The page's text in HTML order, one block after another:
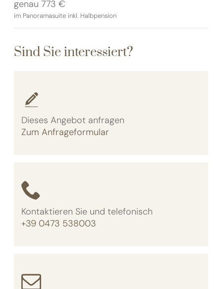
genau 773 €
im Panoramasuite inkl. Halbpension
Sind Sie interessiert?
Dieses Angebot anfragen
Zum Anfrageformular
Kontaktieren Sie und telefonisch
+39 0473 538003